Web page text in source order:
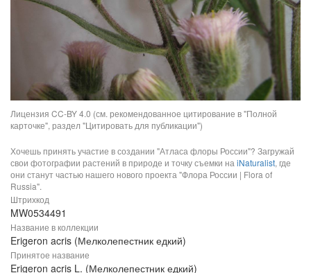
Лицензия CC-BY 4.0 (см. рекомендованное цитирование в "Полной
карточке", раздел "Цитировать для публикации")
Хочешь принять участие в создании "Атласа флоры России"? Загружай
свои фотографии растений в природе и точку съемки на iNaturalist, где
они станут частью нашего нового проекта "Флора России | Flora of
Russia".
Штрихкод
MW0534491
Название в коллекции
Erigeron acris (Мелколепестник едкий)
Принятое название
Erigeron acris L. (Мелколепестник едкий)